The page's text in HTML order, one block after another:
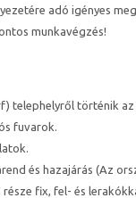
adó igényes
munkavégzés!
telephelyről történik az
fuvarok.
és hazajárás (Az
fix, fel- és